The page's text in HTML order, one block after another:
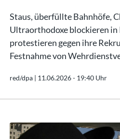
Staus, überfüllte Bahnhöfe,
Ultraorthodoxe blockieren in
protestieren gegen ihre
Festnahme von
red/dpa | 11.06.2026 - 19:40 Uhr